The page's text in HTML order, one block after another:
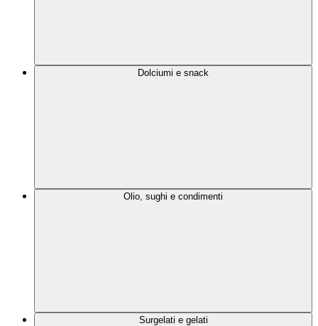
Dolciumi e snack
Olio, sughi e condimenti
Surgelati e gelati